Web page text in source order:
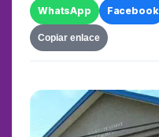
WhatsApp Facebook
Copiar enlace